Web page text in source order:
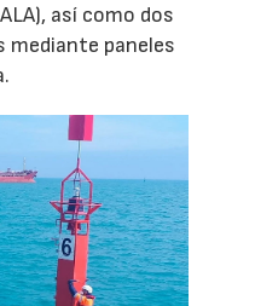
así como dos
mediante paneles